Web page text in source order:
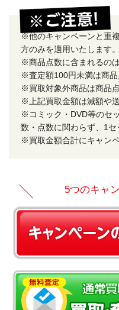
※他のキャンペーンと重
方のみを適用いたします。
※商品点数に含まれるの
※査定額100円未満は商品
※買取対象外商品は商品
※上記買取金額は減額や
※コミック・DVD等のセ
数・点数に関わらず、1セ
※買取金額合計にキャン
5つのキャ